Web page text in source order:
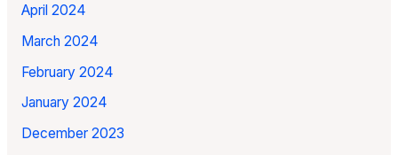
April 2024
March 2024
February 2024
January 2024
December 2023